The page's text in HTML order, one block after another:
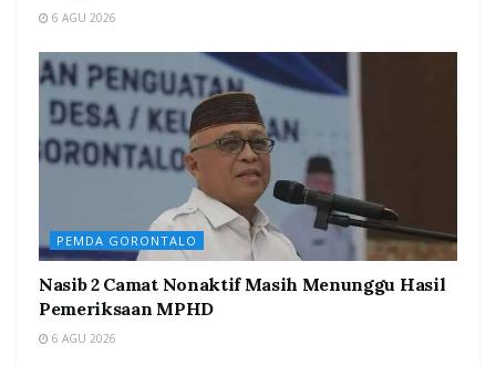
6 AGU 2026
PEMDA GORONTALO
Nasib 2 Camat Nonaktif Masih Menunggu Hasil
Pemeriksaan MPHD
6 AGU 2026